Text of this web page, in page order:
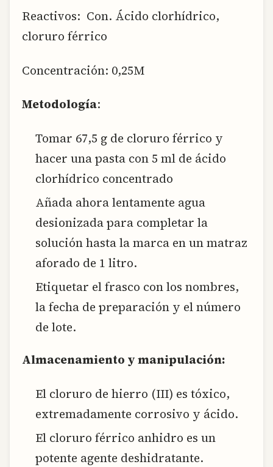
Reactivos: Con. Ácido clorhídrico,
cloruro férrico
Concentración: 0,25M
Metodología:
Tomar 67,5 g de cloruro férrico y
hacer una pasta con 5 ml de ácido
clorhídrico concentrado
Añada ahora lentamente agua
desionizada para completar la
solución hasta la marca en un matraz
aforado de 1 litro.
Etiquetar el frasco con los nombres,
la fecha de preparación y el número
de lote.
Almacenamiento y manipulación:
El cloruro de hierro (III) es tóxico,
extremadamente corrosivo y ácido.
El cloruro férrico anhidro es un
potente agente deshidratante.